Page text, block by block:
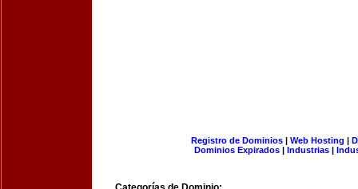
Registro de Dominios| Web Hosting |
Dominios Expirados | Industrias |